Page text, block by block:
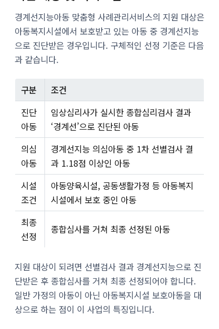
경계선지능아동 맞춤형 사례관리서비스의 지원 대상은
아동복지시설에서 보호받고 있는 아동 중 경계선지능
으로 진단받은 경우입니다. 구체적인 선정 기준은 다음
과 같습니다.
구분
조건
진단
아동
임상심리사가 실시한 종합심리검사 결과
‘경계선’으로 진단된 아동
의심
아동
경계선지능 의심아동 중 1차 선별검사 결
과 1.18점 이상인 아동
시설
조건
아동양육시설, 공동생활가정 등 아동복지
시설에서 보호 중인 아동
최종
선정
종합심사를 거쳐 최종 선정된 아동
지원 대상이 되려면 선별검사 결과 경계선지능으로 진
단받은 후 종합심사를 거쳐 최종 선정되어야 합니다.
일반 가정의 아동이 아닌 아동복지시설 보호아동을 대
상으로 하는 점이 이 사업의 특징입니다.